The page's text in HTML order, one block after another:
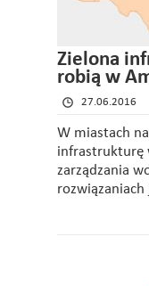
Zielona
robią w
27.06.2016
W miastach
infrastrukturę
zarządzania
rozwiązaniach